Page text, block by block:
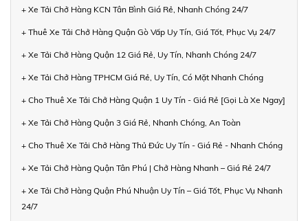
+ Xe Tải Chở Hàng KCN Tân Bình Giá Rẻ, Nhanh Chóng 24/7
+ Thuê Xe Tải Chở Hàng Quận Gò Vấp Uy Tín, Giá Tốt, Phục Vụ 24/7
+ Xe Tải Chở Hàng Quận 12 Giá Rẻ, Uy Tín, Nhanh Chóng 24/7
+ Xe Tải Chở Hàng TPHCM Giá Rẻ, Uy Tín, Có Mặt Nhanh Chóng
+ Cho Thuê Xe Tải Chở Hàng Quận 1 Uy Tín - Giá Rẻ [Gọi Là Xe Ngay]
+ Xe Tải Chở Hàng Quận 3 Giá Rẻ, Nhanh Chóng, An Toàn
+ Cho Thuê Xe Tải Chở Hàng Thủ Đức Uy Tín - Giá Rẻ - Nhanh Chóng
+ Xe Tải Chở Hàng Quận Tân Phú | Chở Hàng Nhanh – Giá Rẻ 24/7
+ Xe Tải Chở Hàng Quận Phú Nhuận Uy Tín – Giá Tốt, Phục Vụ Nhanh
24/7